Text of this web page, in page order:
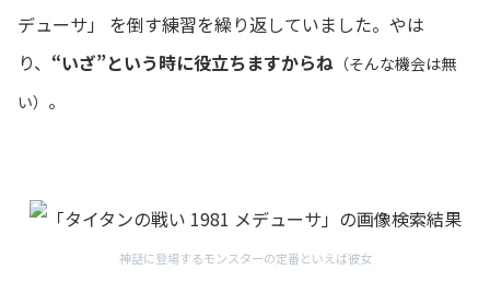
デューサ」 を倒す練習を繰り返していました。やは
り、 “いざ”という時に役立ちますからね （そんな機会は無
い） 。
神話に登場するモンスターの定番といえば彼女